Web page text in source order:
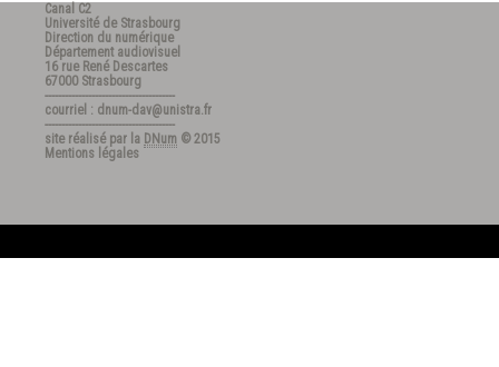
Canal C2
Université de Strasbourg
Direction du numérique
Département audiovisuel
16 rue René Descartes
67000 Strasbourg
---------------------------------------
courriel : dnum-dav@unistra.fr
---------------------------------------
site réalisé par la DNum © 2015
Mentions légales